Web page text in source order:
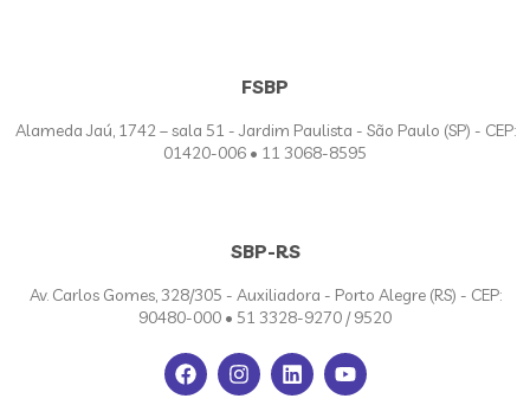
FSBP
Alameda Jaú, 1742 – sala 51 - Jardim Paulista - São Paulo (SP) - CEP:
01420-006 • 11 3068-8595
SBP-RS
Av. Carlos Gomes, 328/305 - Auxiliadora - Porto Alegre (RS) - CEP:
90480-000 • 51 3328-9270 / 9520